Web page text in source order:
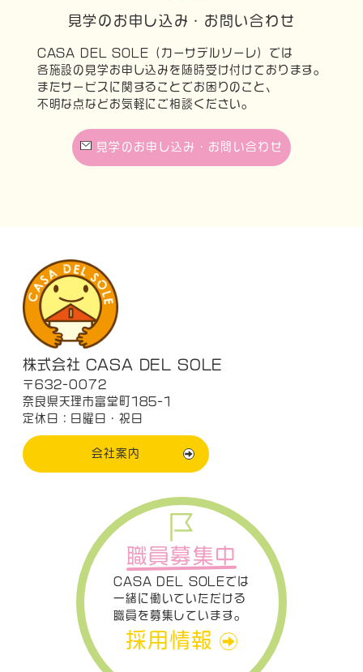
見学のお申し込み・お問い合わせ
CASA DEL SOLE（カーサデルソーレ）では
各施設の見学お申し込みを随時受け付けております。
またサービスに関することでお困りのこと、
不明な点などお気軽にご相談ください。
見学のお申し込み・お問い合わせ
株式会社 CASA DEL SOLE
〒632-0072
奈良県天理市富堂町185-1
定休日：日曜日・祝日
会社案内
職員募集中
CASA DEL SOLEでは
一緒に働いていただける
職員を募集しています。
採用情報